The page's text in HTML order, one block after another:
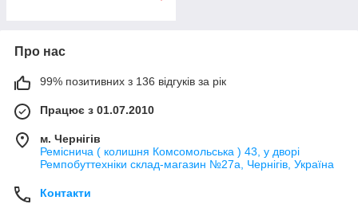
Про нас
99% позитивних з 136 відгуків за рік
Працює з 01.07.2010
м. Чернігів
Реміснича ( колишня Комсомольська ) 43, у дворі
Ремпобуттехніки склад-магазин №27a, Чернігів, Україна
Контакти